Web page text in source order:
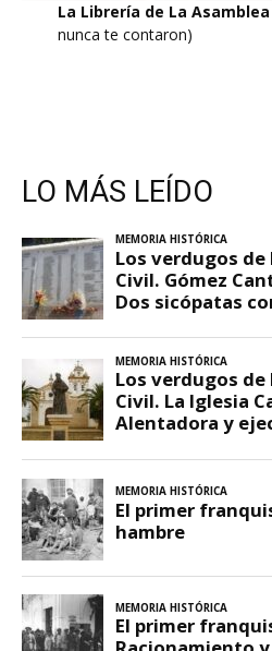
La Librería de La Asamblea
nunca te contaron)
LO MÁS LEÍDO